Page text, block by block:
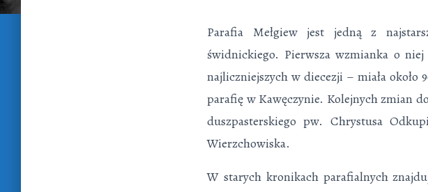
Parafia Mełgiew jest jedną z
świdnickiego. Pierwsza wzmianka o
najliczniejszych w diecezji – miała
parafię w Kawęczynie. Kolejnych zmian
duszpasterskiego pw. Chrystusa
Wierzchowiska.
W starych kronikach parafialnych